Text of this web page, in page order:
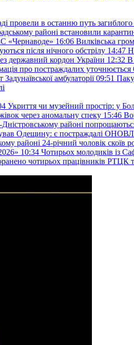
провели в останню путь
районі встановили
«Чернаводе» 16:06 Вилківська
після нічного обстрілу 14:47
державний кордон України 12:32 В
про постраждалих
амбулаторії 09:51
Укриття чи музейний простір: у
через аномальну спеку 15:46
Дністровському районі
Одещину: є постраждалі
районі 24-річний чоловік скоїв
10:34 Чотирьох молодиків із
чотирьох працівників РТЦК